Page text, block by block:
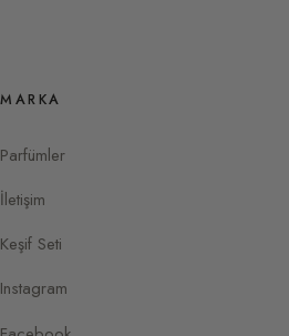
MARKA
Parfümler
İletişim
Keşif Seti
Instagram